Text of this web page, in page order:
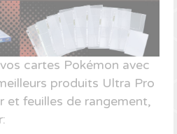
cartes Pokémon avec
produits Ultra Pro
et feuilles de rangement,